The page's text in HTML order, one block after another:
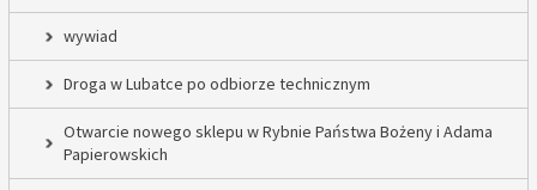
wywiad
Droga w Lubatce po odbiorze technicznym
Otwarcie nowego sklepu w Rybnie Państwa Bożeny i Adama
Papierowskich